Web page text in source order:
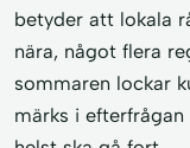
betyder att lokala
nära, något flera
sommaren lockar
märks i